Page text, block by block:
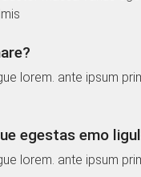
lorem. ante ipsum
egestas emo
lorem. ante ipsum